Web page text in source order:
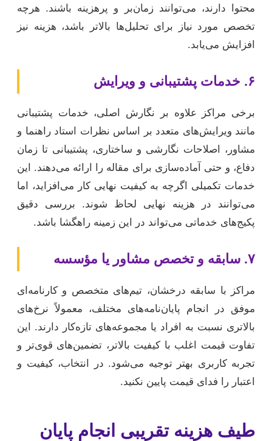
محتوا دارند، می‌توانند زمان‌بر و پرهزینه باشند. هرچه
تخصص مورد نیاز برای تحلیل‌ها بالاتر باشد، هزینه نیز
افزایش می‌یابد.
۶. خدمات پشتیبانی و ویرایش
برخی مراکز علاوه بر نگارش اصلی، خدمات پشتیبانی
مانند ویرایش‌های متعدد بر اساس نظرات استاد راهنما و
مشاور، اصلاحات نگارشی و ساختاری، پشتیبانی تا زمان
دفاع، و حتی آماده‌سازی برای مقاله را ارائه می‌دهند. این
خدمات تکمیلی اگرچه به کیفیت نهایی کار می‌افزاید، اما
می‌توانند در هزینه نهایی لحاظ شوند. بررسی دقیق
پکیج‌های خدماتی می‌تواند در این زمینه راهگشا باشد.
۷. سابقه و تخصص مشاور یا مؤسسه
مراکز با سابقه درخشان، تیم‌های متخصص و کارنامه‌ای
موفق در انجام پایان‌نامه‌های مختلف، معمولاً نرخ‌های
بالاتری نسبت به افراد یا مجموعه‌های تازه‌کار دارند. این
تفاوت قیمت اغلب با کیفیت بالاتر، تضمین‌های قوی‌تر و
تجربه کاربری بهتر توجیه می‌شود. در انتخاب، کیفیت و
اعتبار را فدای قیمت پایین نکنید.
طیف هزینه تقریبی انجام پایان